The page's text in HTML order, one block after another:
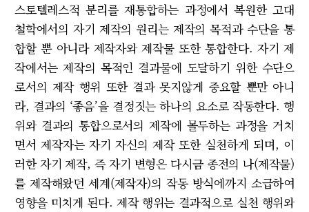
스토텔레스적 분리를 재통합하는 과정에서 복원한 고대
철학에서의 자기 제작의 원리는 제작의 목적과 수단을 통
합할 뿐 아니라 제작자와 제작물 또한 통합한다. 자기 제
작에서는 제작의 목적인 결과물에 도달하기 위한 수단으
로서의 제작 행위 또한 결과 못지않게 중요할 뿐만 아니
라, 결과의 ‘좋음’을 결정짓는 하나의 요소로 작동한다. 행
위와 결과의 통합으로서의 제작에 몰두하는 과정을 거치
면서 제작자는 자기 자신의 제작 또한 실천하게 되며, 이
러한 자기 제작, 즉 자기 변형은 다시금 종전의 나(제작물)
를 제작해왔던 세계(제작자)의 작동 방식에까지 소급하여
영향을 미치게 된다. 제작 행위는 결과적으로 실천 행위와